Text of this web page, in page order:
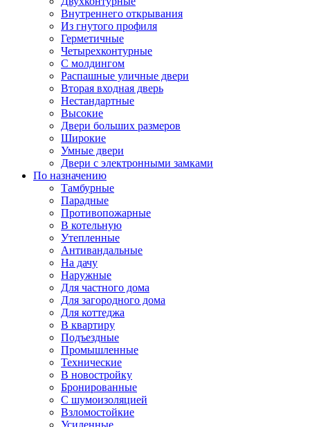
Внутреннего открывания
Из гнутого профиля
Герметичные
Четырехконтурные
С молдингом
Распашные уличные двери
Вторая входная дверь
Нестандартные
Высокие
Двери больших размеров
Широкие
Умные двери
Двери с электронными замками
По назначению
Тамбурные
Парадные
Противопожарные
В котельную
Утепленные
Антивандальные
На дачу
Наружные
Для частного дома
Для загородного дома
Для коттеджа
В квартиру
Подъездные
Промышленные
Технические
В новостройку
Бронированные
С шумоизоляцией
Взломостойкие